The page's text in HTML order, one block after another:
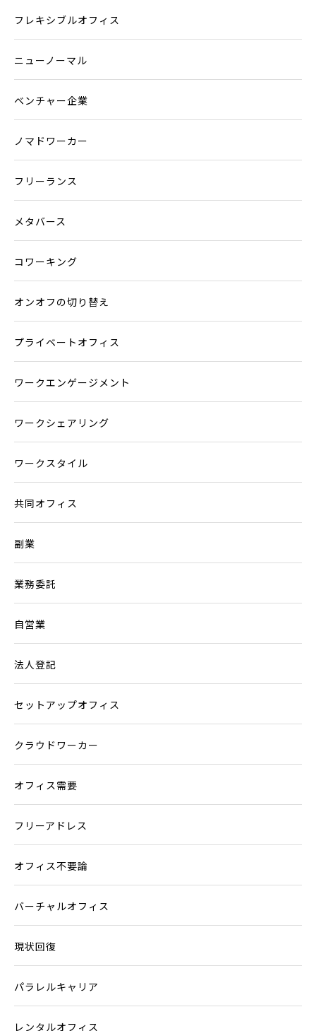
フレキシブルオフィス
ニューノーマル
ベンチャー企業
ノマドワーカー
フリーランス
メタバース
コワーキング
オンオフの切り替え
プライベートオフィス
ワークエンゲージメント
ワークシェアリング
ワークスタイル
共同オフィス
副業
業務委託
自営業
法人登記
セットアップオフィス
クラウドワーカー
オフィス需要
フリーアドレス
オフィス不要論
バーチャルオフィス
現状回復
パラレルキャリア
レンタルオフィス